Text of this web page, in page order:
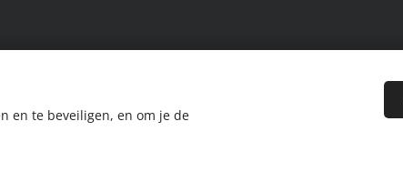
en te beveiligen, en om je de